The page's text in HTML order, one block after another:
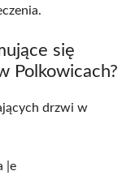
się
Polkowicach?
drzwi w
|e